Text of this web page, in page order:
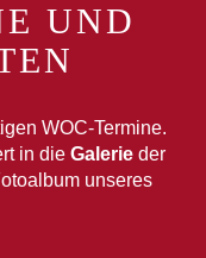
UND
WOC-Termine.
in die Galerieder
unseres